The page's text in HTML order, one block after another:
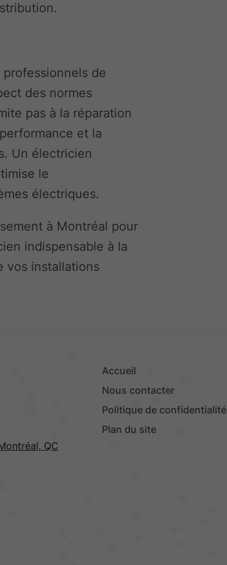
de
des normes
pas à la réparation
et la
Un électricien
le
électriques.
à Montréal pour
indispensable à la
vos installations
QC
Accueil
Nous contacter
Politique de confidentialité
Plan du site